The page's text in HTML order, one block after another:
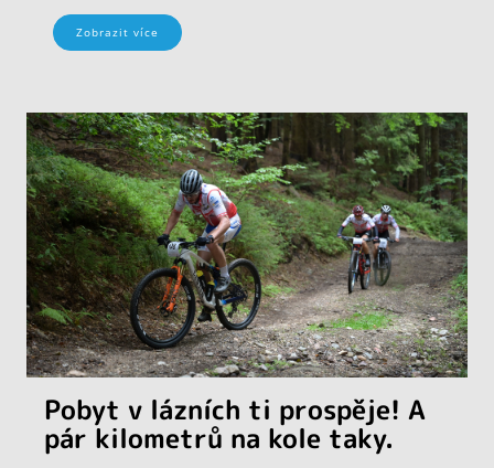
Zobrazit více
Pobyt v lázních ti prospěje! A
pár kilometrů na kole taky.